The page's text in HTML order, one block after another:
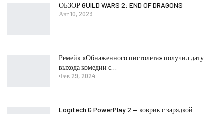
ОБЗОР GUILD WARS 2: END OF DRAGONS
Авг 10, 2023
Ремейк «Обнаженного пистолета» получил дату
выхода комедии с…
Фев 29, 2024
Logitech G PowerPlay 2 — коврик с зарядкой